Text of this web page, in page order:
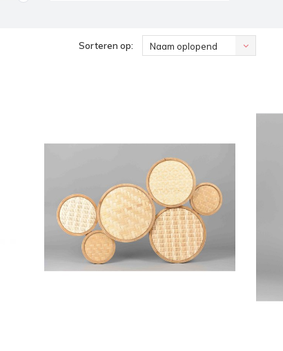
Sorteren op: Naam oplopend